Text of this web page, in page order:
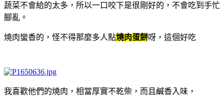
蔬菜不會給的太多，所以一口咬下是很剛好的，不會吃到手忙
腳亂。
燒肉蠻香的，怪不得那麼多人點燒肉蛋餅呀，這個好吃
我喜歡他們的燒肉，相當厚實不乾柴，而且鹹香入味，